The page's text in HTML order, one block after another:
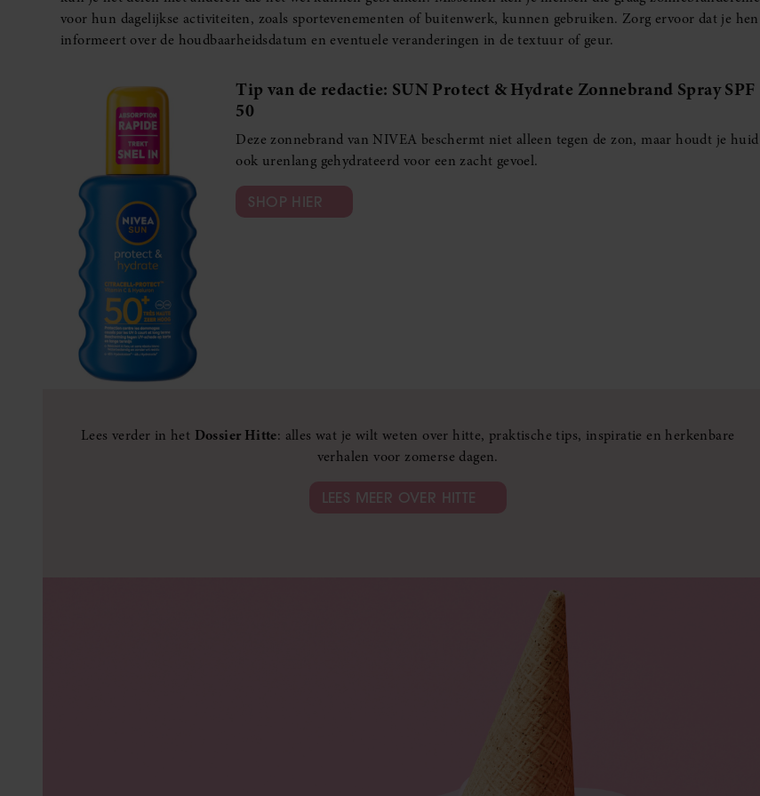
voor hun dagelijkse activiteiten, zoals sportevenementen of buitenwerk, kunnen gebruiken. Zorg ervoor dat je hen
informeert over de houdbaarheidsdatum en eventuele veranderingen in de textuur of geur.
Tip van de redactie: SUN Protect & Hydrate Zonnebrand Spray SPF
50
Deze zonnebrand van NIVEA beschermt niet alleen tegen de zon, maar houdt je huid
ook urenlang gehydrateerd voor een zacht gevoel.
SHOP HIER
Lees verder in het Dossier Hitte: alles wat je wilt weten over hitte, praktische tips, inspiratie en herkenbare
verhalen voor zomerse dagen.
LEES MEER OVER HITTE